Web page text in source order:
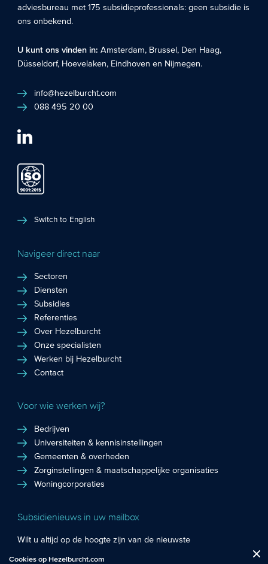
adviesbureau met 175 subsidieprofessionals: geen subsidie is
ons onbekend.
U kunt ons vinden in:Amsterdam, Brussel, Den Haag,
Düsseldorf, Hoevelaken, Eindhoven en Nijmegen.
info@hezelburcht.com
088 495 20 00
Switch to English
Navigeer direct naar
Sectoren
Diensten
Subsidies
Referenties
Over Hezelburcht
Onze specialisten
Werken bij Hezelburcht
Contact
Voor wie werken wij?
Bedrijven
Universiteiten & kennisinstellingen
Gemeenten & overheden
Zorginstellingen & maatschappelijke organisaties
Woningcorporaties
Subsidienieuws in uw mailbox
Wilt u altijd op de hoogte zijn van de nieuwste
Cookies op Hezelburcht.com